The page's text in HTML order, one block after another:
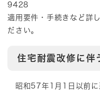
9428
適用要件・手続きなど詳
ださい。
住宅耐震改修に伴
昭和57年1月1日以前に